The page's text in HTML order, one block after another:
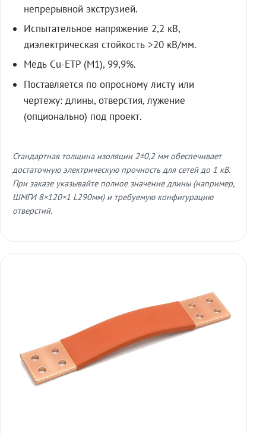
непрерывной экструзией.
Испытательное напряжение 2,2 кВ,
диэлектрическая стойкость >20 кВ/мм.
Медь Cu-ETP (M1), 99,9%.
Поставляется по опросному листу или
чертежу: длины, отверстия, лужение
(опционально) под проект.
Стандартная толщина изоляции 2±0,2 мм обеспечивает
достаточную электрическую прочность для сетей до 1 кВ.
При заказе указывайте полное значение длины (например,
ШМГИ 8×120×1 L290мм) и требуемую конфигурацию
отверстий.